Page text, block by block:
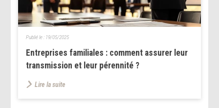
Entreprises familiales : comment assurer leur
transmission et leur pérennité ?
Publié le : 19/05/2025
Lire la suite